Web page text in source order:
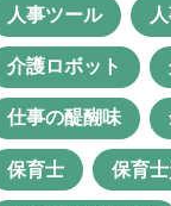
チーム
ポコ・
リハビ
リファ
人事ツール
介護ロボット
仕事の醍醐味
保育士 保育